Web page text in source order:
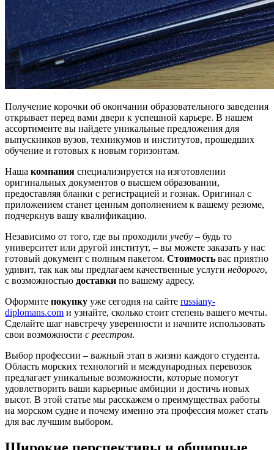
Получение корочки об окончании образовательного заведения
открывает перед вами двери к успешной карьере. В нашем
ассортименте вы найдете уникальные предложения для
выпускников вузов, техникумов и институтов, прошедших
обучение и готовых к новым горизонтам.
Наша компания специализируется на изготовлении
оригинальных документов о высшем образовании,
предоставляя бланки с регистрацией и гознак. Оригинал с
приложением станет ценным дополнением к вашему резюме,
подчеркнув вашу квалификацию.
Независимо от того, где вы проходили учебу – будь то
университет или другой институт, – вы можете заказать у нас
готовый документ с полным пакетом. Стоимость вас приятно
удивит, так как мы предлагаем качественные услуги недорого,
с возможностью доставки по вашему адресу.
Оформите покупку уже сегодня на сайте russiany-
diplomans.com и узнайте, сколько стоит степень вашего мечты.
Сделайте шаг навстречу уверенности и начните использовать
свои возможности с реестром.
Выбор профессии – важный этап в жизни каждого студента.
Область морских технологий и международных перевозок
предлагает уникальные возможности, которые помогут
удовлетворить ваши карьерные амбиции и достичь новых
высот. В этой статье мы расскажем о преимуществах работы
на морском судне и почему именно эта профессия может стать
для вас лучшим выбором.